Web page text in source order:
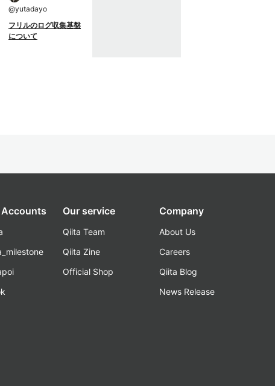
@yutadayo
フリルのログ収集基盤
について
Our service
Qiita Team
Qiita Zine
Official Shop
Company
About Us
Careers
Qiita Blog
News Release